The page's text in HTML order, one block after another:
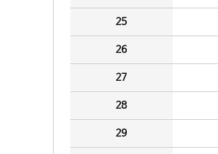
25
26
27
28
29